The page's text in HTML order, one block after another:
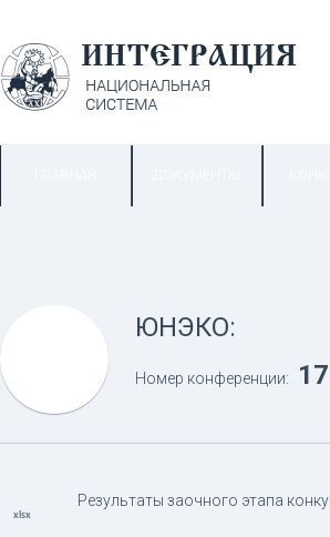
ЮНЭКО:
Номер конференции: 17
Результаты заочного этапа